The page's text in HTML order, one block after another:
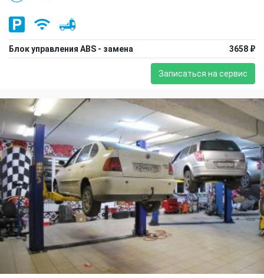
Блок управления ABS - замена 3658 ₽
Записаться на сервис